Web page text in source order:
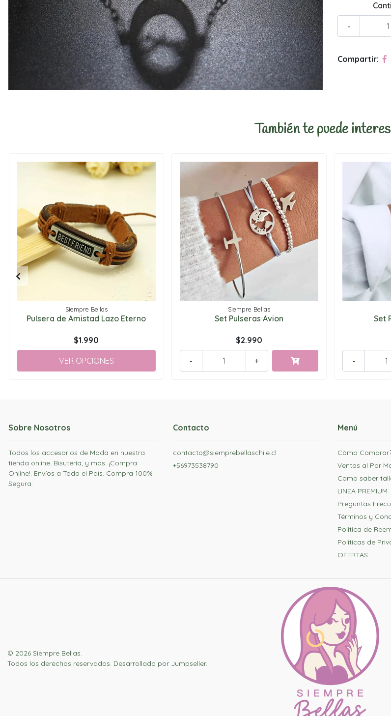
-
Compartir:
También te puede
Siempre Bellas
Pulsera de Amistad Lazo Eterno
$1.990
VER OPCIONES
Siempre Bellas
Set Pulseras Avion
$2.990
+
-
Set
-
Sobre Nosotros
Todos los accesorios de Moda en nuestra
tienda online. Bisutería, y mas. ¡Compra
Online!. Envíos a Todo el País. Compra 100%
Segura.
Contacto
contacto@siemprebellaschile.cl
+56973538790
Menú
Cómo
Ventas al Por
Como saber
LINEA PREMIUM
Preguntas
Términos y
Politica de
Politicas de
OFERTAS
© 2026 Siempre Bellas.
Todos los derechos reservados. Desarrollado por Jumpseller.